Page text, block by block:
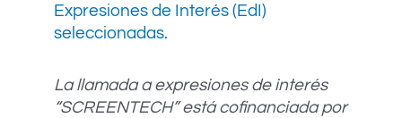
Expresiones de Interés (EdI)
seleccionadas.
La llamada a expresiones de interés
“SCREENTECH” está cofinanciada por